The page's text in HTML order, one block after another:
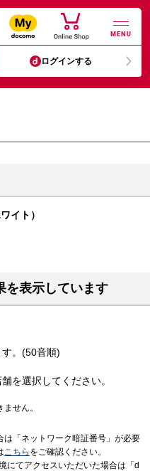
MENU
ログインする
イト）
を表示しています
。(50音順)
を選択してください。
せん。
は「ネットワーク暗証番号」が必要
こちら をご確認ください。
にてアクセスいただいた場合は「d